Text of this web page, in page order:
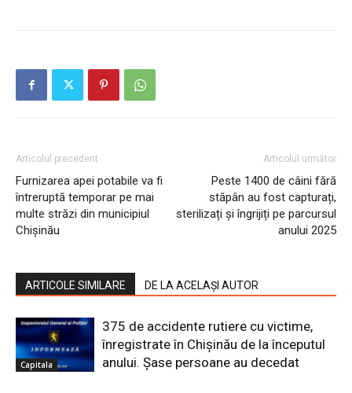
Articolul precedent
Furnizarea apei potabile va fi
întreruptă temporar pe mai
multe străzi din municipiul
Chișinău
Articolul următor
Peste 1400 de câini fără
stăpân au fost capturați,
sterilizați și îngrijiți pe parcursul
anului 2025
ARTICOLE SIMILARE DE LA ACELAȘI AUTOR
Capitala
375 de accidente rutiere cu victime,
înregistrate în Chișinău de la începutul
anului. Șase persoane au decedat